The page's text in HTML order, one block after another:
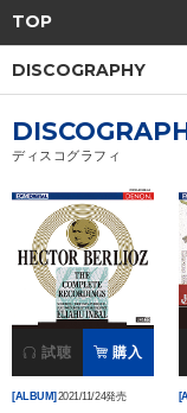
オーディション
直営ショップ
会社情報
お問い合わせ
TOP
DISCOGRAPHY
ディスコグラフィ
試聴 購入
[ALBUM] 2021/11/24発売